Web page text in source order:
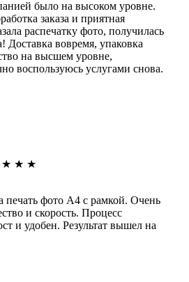
было на высоком уровне.
заказа и приятная
распечатку фото, получилась
Доставка вовремя, упаковка
на высшем уровне,
воспользуюсь услугами снова.
★ ★ ★
печать фото А4 с рамкой. Очень
и скорость. Процесс
и удобен. Результат вышел на